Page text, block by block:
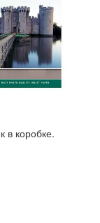
в коробке.